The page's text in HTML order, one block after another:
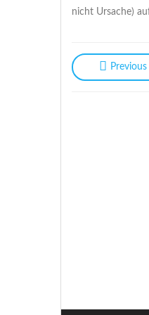
nicht Ursache)
Previous